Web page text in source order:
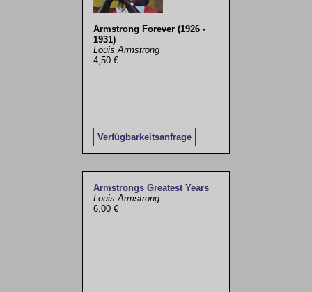
Armstrong Forever (1926 -
1931)
Louis Armstrong
4,50 €
Verfügbarkeitsanfrage
Armstrongs Greatest Years
Louis Armstrong
6,00 €